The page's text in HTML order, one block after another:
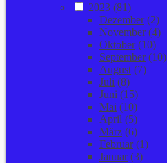
2023 (81)
Dezember(2)
November(4)
Oktober(10)
September(10)
August (7)
Juli (8)
Juni (15)
Mai (10)
April (5)
März (6)
Februar(1)
Januar(3)